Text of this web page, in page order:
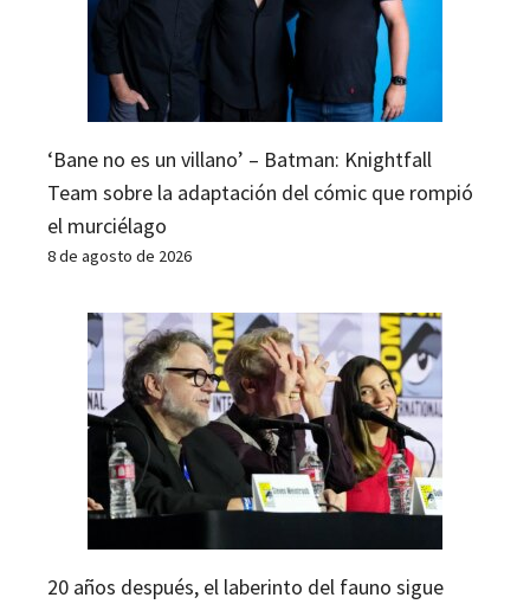
‘Bane no es un villano’ – Batman: Knightfall
Team sobre la adaptación del cómic que rompió
el murciélago
8 de agosto de 2026
20 años después, el laberinto del fauno sigue